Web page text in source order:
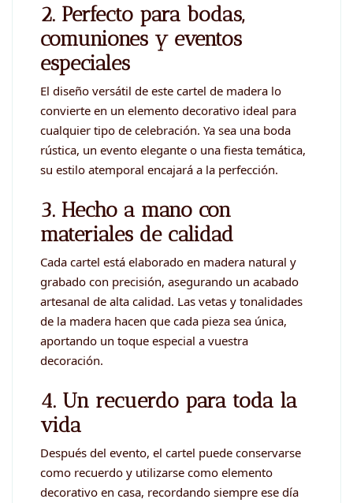
2. Perfecto para bodas,
comuniones y eventos
especiales
El diseño versátil de este cartel de madera lo
convierte en un elemento decorativo ideal para
cualquier tipo de celebración. Ya sea una boda
rústica, un evento elegante o una fiesta temática,
su estilo atemporal encajará a la perfección.
3. Hecho a mano con
materiales de calidad
Cada cartel está elaborado en madera natural y
grabado con precisión, asegurando un acabado
artesanal de alta calidad. Las vetas y tonalidades
de la madera hacen que cada pieza sea única,
aportando un toque especial a vuestra
decoración.
4. Un recuerdo para toda la
vida
Después del evento, el cartel puede conservarse
como recuerdo y utilizarse como elemento
decorativo en casa, recordando siempre ese día